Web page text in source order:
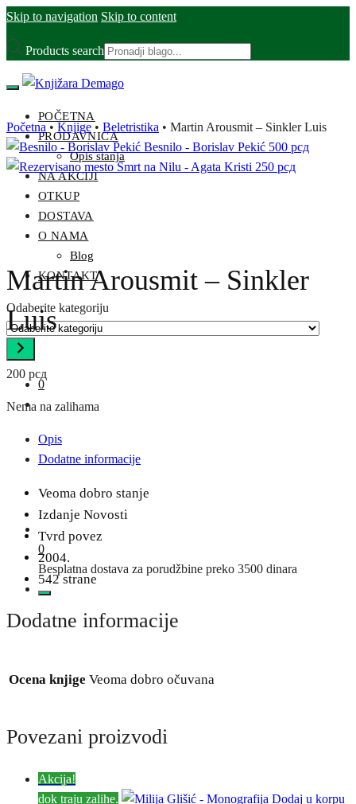
Skip to navigation Skip to content
Products search
POČETNA
PRODAVNICA
Opis stanja
NA AKCIJI
OTKUP
DOSTAVA
O NAMA
Blog
KONTAKT
Odaberite kategoriju
0
0
Besplatna dostava za porudžbine preko 3500 dinara
Početna • Knjige • Beletristika • Martin Arousmit – Sinkler Luis
Besnilo - Borislav Pekić 500 рсд
Smrt na Nilu - Agata Kristi 250 рсд
Martin Arousmit – Sinkler
Luis
200 рсд
Nema na zalihama
Opis
Dodatne informacije
Veoma dobro stanje
Izdanje Novosti
Tvrd povez
2004.
542 strane
Dodatne informacije
Ocena knjige Veoma dobro očuvana
Povezani proizvodi
Akcija!
dok traju zalihe.
Dodaj u korpu